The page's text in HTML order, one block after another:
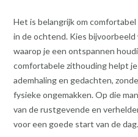
Het is belangrijk om
in de ochtend. Kies
waarop je een ontspannen
comfortabele zithouding helpt
ademhaling en gedachten,
fysieke ongemakken. Op die
van de rustgevende en
voor een goede start van de dag.